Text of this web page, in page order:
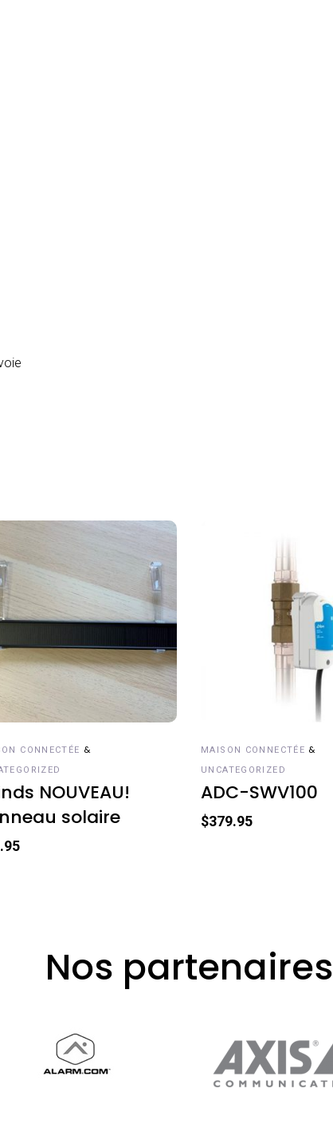
AJOUTER AU PANIER
CONNECTÉE &
NOUVEAU!
solaire
AJOUTER AU PANIER
MAISON CONNECTÉE &
UNCATEGORIZED
ADC-SWV100
$379.95
Nos partenaires